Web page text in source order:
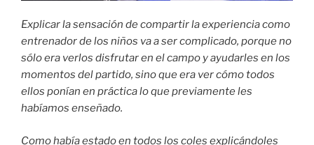
Explicar la sensación de compartir la experiencia como
entrenador de los niños va a ser complicado, porque no
sólo era verlos disfrutar en el campo y ayudarles en los
momentos del partido, sino que era ver cómo todos
ellos ponían en práctica lo que previamente les
habíamos enseñado.
Como había estado en todos los coles explicándoles